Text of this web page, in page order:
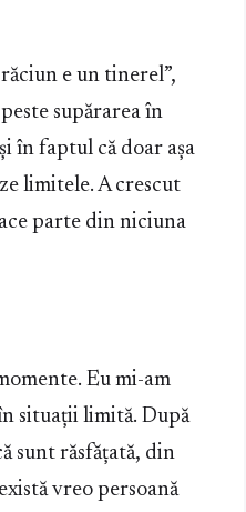
e un tinerel”,
supărarea în
în faptul că doar așa
limitele. A crescut
parte din niciuna
Eu mi-am
situații limită. După
sunt răsfățată, din
vreo persoană